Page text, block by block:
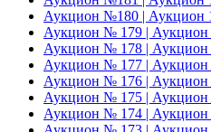
Аукцион №180 | Аукцион
Аукцион № 179 | Аукцион
Аукцион № 178 | Аукцион
Аукцион № 177 | Аукцион
Аукцион № 176 | Аукцион
Аукцион № 175 | Аукцион
Аукцион № 174 | Аукцион